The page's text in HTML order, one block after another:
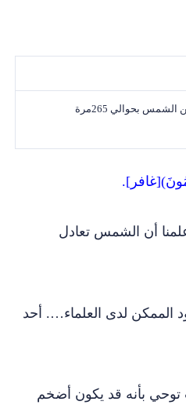
بحوالي 265مرة
الممكن لدى العلماء…. أحد
التي أجريت توحي بأنه قد يكون أضخم